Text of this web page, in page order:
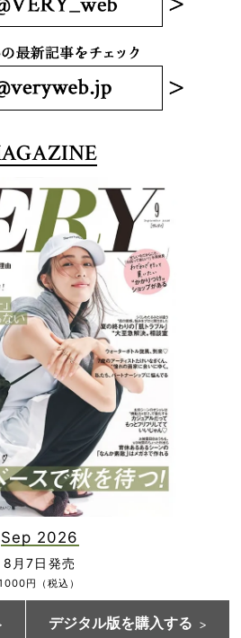
Sep 2026
8月7日発売
円（税込）
デジタル版を購入する